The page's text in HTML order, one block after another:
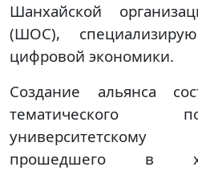
Шанхайской
(ШОС),
цифровой экономики.
Создание альянса
тематического
университетскому
прошедшего в